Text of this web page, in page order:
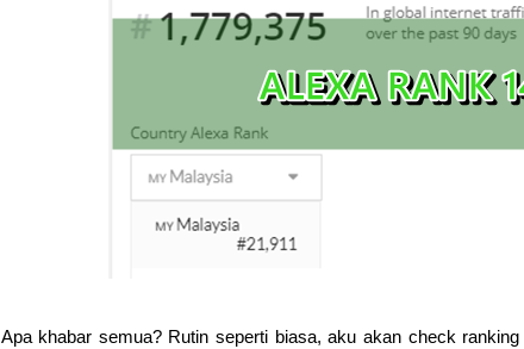
Apa khabar semua? Rutin seperti biasa, aku akan check